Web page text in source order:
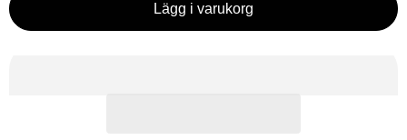
Lägg i varukorg